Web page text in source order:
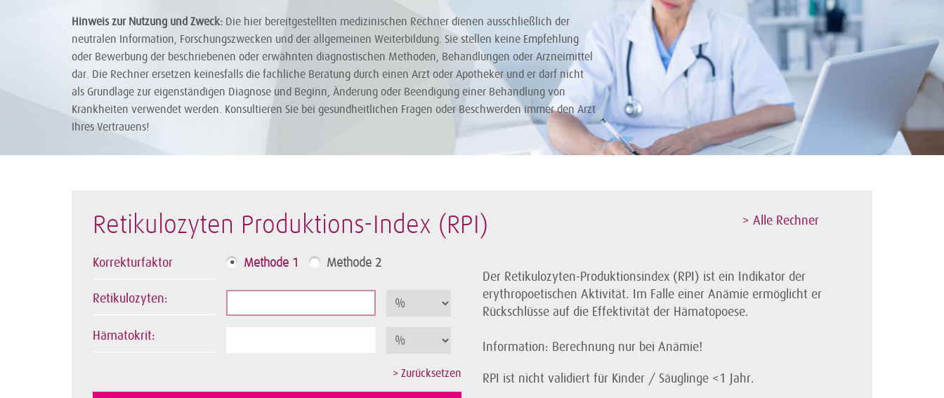
Hinweis zur Nutzung und Zweck: Die hier bereitgestellten medizinischen Rechner dienen ausschließlich der
neutralen Information, Forschungszwecken und der allgemeinen Weiterbildung. Sie stellen keine Empfehlung
oder Bewerbung der beschriebenen oder erwähnten diagnostischen Methoden, Behandlungen oder Arzneimittel
dar. Die Rechner ersetzen keinesfalls die fachliche Beratung durch einen Arzt oder Apotheker und er darf nicht
als Grundlage zur eigenständigen Diagnose und Beginn, Änderung oder Beendigung einer Behandlung von
Krankheiten verwendet werden. Konsultieren Sie bei gesundheitlichen Fragen oder Beschwerden immer den Arzt
Ihres Vertrauens!
Retikulozyten Produktions-Index (RPI) > Alle Rechner
Korrekturfaktor Methode 1 Methode 2
Retikulozyten:
Hämatokrit:
Der Retikulozyten-Produktionsindex (RPI) ist ein Indikator der
erythropoetischen Aktivität. Im Falle einer Anämie ermöglicht er
Rückschlüsse auf die Effektivität der Hämatopoese.
Information: Berechnung nur bei Anämie!
RPI ist nicht validiert für Kinder / Säuglinge <1 Jahr.